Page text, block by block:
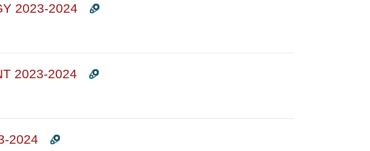
2023-2024
2023-2024
2024